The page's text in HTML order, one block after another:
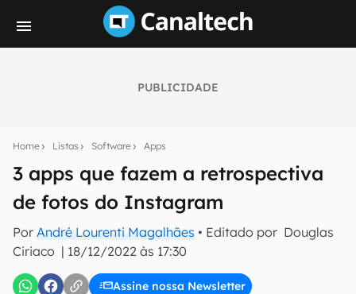
PUBLICIDADE
Home Listas Software Apps
3 apps que fazem a retrospectiva
de fotos do Instagram
Por André Lourenti Magalhães • Editado por Douglas
Ciriaco | 18/12/2022 às 17:30
Assine nossa Newsletter
notícias e reviews sobre tecnologia em primeira
E-mail